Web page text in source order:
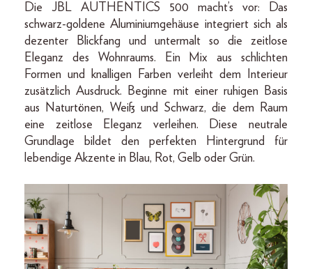
Die JBL AUTHENTICS 500 macht’s vor: Das
schwarz-goldene Aluminiumgehäuse integriert sich als
dezenter Blickfang und untermalt so die zeitlose
Eleganz des Wohnraums. Ein Mix aus schlichten
Formen und knalligen Farben verleiht dem Interieur
zusätzlich Ausdruck. Beginne mit einer ruhigen Basis
aus Naturtönen, Weiß und Schwarz, die dem Raum
eine zeitlose Eleganz verleihen. Diese neutrale
Grundlage bildet den perfekten Hintergrund für
lebendige Akzente in Blau, Rot, Gelb oder Grün.